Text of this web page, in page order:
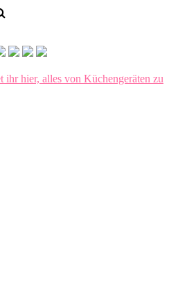
hier, alles von Küchengeräten zu